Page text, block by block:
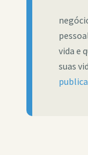
vida e
suas